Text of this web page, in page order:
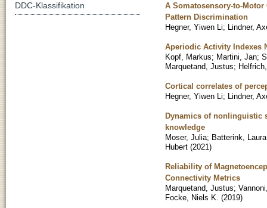
A Somatosensory-to-
Pattern Discrimination
Hegner, Yiwen Li; Lindner,
Aperiodic Activity Indexes
Kopf, Markus; Martini, Jan;
Marquetand, Justus;
Cortical correlates of
Hegner, Yiwen Li; Lindner,
Dynamics of nonlinguistic
knowledge
Moser, Julia; Batterink, Laura
Hubert (2021)
Reliability of
Connectivity Metrics
Marquetand, Justus;
Focke, Niels K. (2019)
DDC-Klassifikation